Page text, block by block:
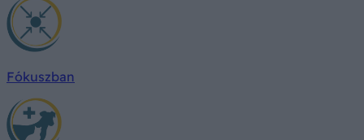
Fókuszban